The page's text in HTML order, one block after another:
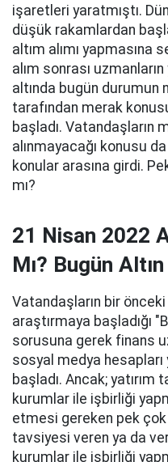
işaretleri yaratmıştı.
düşük rakamlardan
altım alımı yapmasına
alım sonrası
altında bugün durumun
tarafından merak
başladı. Vatandaşların
alınmayacağı konusu
konular arasına girdi.
mı?
21 Nisan 2022
Mı? Bugün Altın
Vatandaşların bir
araştırmaya başladığı
sorusuna gerek finans
sosyal medya
başladı. Ancak;
kurumlar ile işbirliği
etmesi gereken pek çok
tavsiyesi veren ya da
kurumlar ile işbirliği